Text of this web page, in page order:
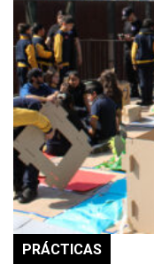
PRÁCTICAS